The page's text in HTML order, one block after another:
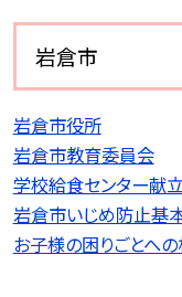
岩倉市
岩倉市役所
岩倉市教育委員会
学校給食センター献
岩倉市いじめ防止基
お子様の困りごとへ